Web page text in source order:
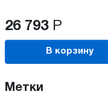
26 793 Р
В корзину
Метки